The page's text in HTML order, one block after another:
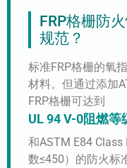
FRP格栅防
规范？
标准FRP格栅的氧
材料。但通过添加
FRP格栅可达到
UL 94 V-0阻燃等
和ASTM E84
数≤450）的防火标